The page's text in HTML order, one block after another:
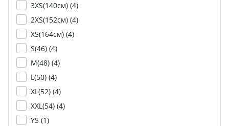
3XS(140см) (4)
2XS(152см) (4)
XS(164см) (4)
S(46) (4)
M(48) (4)
L(50) (4)
XL(52) (4)
XXL(54) (4)
YS (1)